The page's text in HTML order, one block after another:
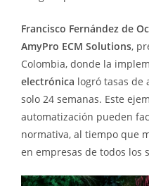
Francisco Fernández de
AmyPro ECM Solutions,
Colombia, donde la
electrónica logró tasas de
solo 24 semanas. Este
automatización pueden
normativa, al tiempo que
en empresas de todos los